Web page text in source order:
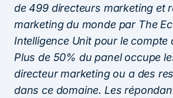
de 499 directeurs marketing et
marketing du monde par The
Intelligence Unit pour le compte
Plus de 50% du panel occupe
directeur marketing ou a des
dans ce domaine. Les